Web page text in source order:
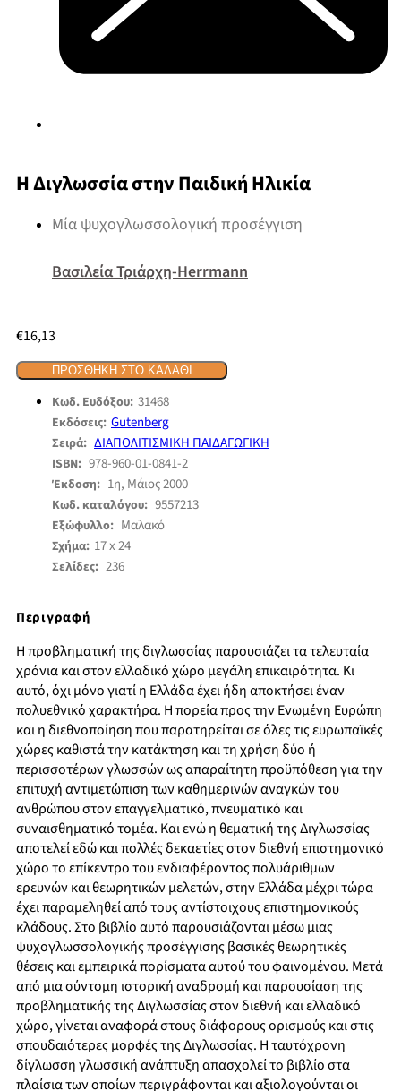
Η Διγλωσσία στην Παιδική Ηλικία
Μία ψυχογλωσσολογική προσέγγιση
Βασιλεία Τριάρχη-Herrmann
€16,13
ΠΡΟΣΘΉΚΗ ΣΤΟ ΚΑΛΆΘΙ
Κωδ. Ευδόξου: 31468
Εκδόσεις: Gutenberg
Σειρά: ΔΙΑΠΟΛΙΤΙΣΜΙΚΗ ΠΑΙΔΑΓΩΓΙΚΗ
ISBN: 978-960-01-0841-2
Έκδοση: 1η, Μάιος 2000
Κωδ. καταλόγου: 9557213
Εξώφυλλο: Μαλακό
Σχήμα: 17 x 24
Σελίδες: 236
Περιγραφή
Η προβληματική της διγλωσσίας παρουσιάζει τα τελευταία
χρόνια και στον ελλαδικό χώρο μεγάλη επικαιρότητα. Κι
αυτό, όχι μόνο γιατί η Ελλάδα έχει ήδη αποκτήσει έναν
πολυεθνικό χαρακτήρα. Η πορεία προς την Ενωμένη Ευρώπη
και η διεθνοποίηση που παρατηρείται σε όλες τις ευρωπαϊκές
χώρες καθιστά την κατάκτηση και τη χρήση δύο ή
περισσοτέρων γλωσσών ως απαραίτητη προϋπόθεση για την
επιτυχή αντιμετώπιση των καθημερινών αναγκών του
ανθρώπου στον επαγγελματικό, πνευματικό και
συναισθηματικό τομέα. Και ενώ η θεματική της Διγλωσσίας
αποτελεί εδώ και πολλές δεκαετίες στον διεθνή επιστημονικό
χώρο το επίκεντρο του ενδιαφέροντος πολυάριθμων
ερευνών και θεωρητικών μελετών, στην Ελλάδα μέχρι τώρα
έχει παραμεληθεί από τους αντίστοιχους επιστημονικούς
κλάδους. Στο βιβλίο αυτό παρουσιάζονται μέσω μιας
ψυχογλωσσολογικής προσέγγισης βασικές θεωρητικές
θέσεις και εμπειρικά πορίσματα αυτού του φαινομένου. Μετά
από μια σύντομη ιστορική αναδρομή και παρουσίαση της
προβληματικής της Διγλωσσίας στον διεθνή και ελλαδικό
χώρο, γίνεται αναφορά στους διάφορους ορισμούς και στις
σπουδαιότερες μορφές της Διγλωσσίας. Η ταυτόχρονη
δίγλωσση γλωσσική ανάπτυξη απασχολεί το βιβλίο στα
πλαίσια των οποίων περιγράφονται και αξιολογούνται οι